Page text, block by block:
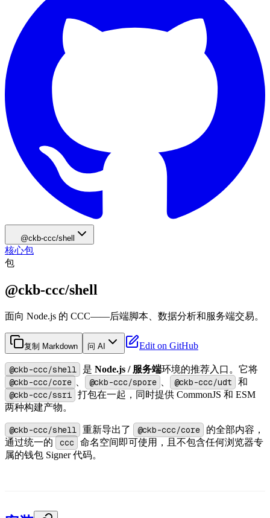
@ckb-ccc/shell
核心包
包
@ckb-ccc/shell
面向 Node.js 的 CCC——后端脚本、数据分析和服务端交易。
复制 Markdown 问 AI Edit on GitHub
@ckb-ccc/shell 是 Node.js / 服务端环境的推荐入口。它将
@ckb-ccc/core @ckb-ccc/spore @ckb-ccc/udt 和
@ckb-ccc/ssri
打包在一起，同时提供 CommonJS 和 ESM
两种构建产物。
@ckb-ccc/shell 重新导出了 @ckb-ccc/core
的全部内容，
通过统一的
ccc
命名空间即可使用，且不包含任何浏览器专
属的钱包 Signer 代码。